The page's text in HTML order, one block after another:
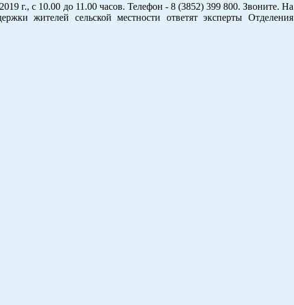
г., с 10.00 до 11.00 часов. Телефон - 8 (3852) 399 800. Звоните. На
жителей сельской местности ответят эксперты Отделения